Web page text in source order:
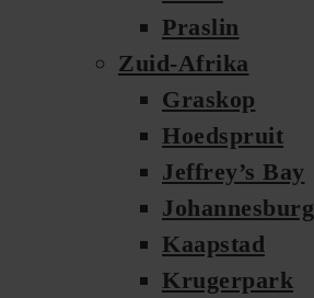
Praslin
Zuid-Afrika
Graskop
Hoedspruit
Jeffrey’s Bay
Johannesburg
Kaapstad
Krugerpark